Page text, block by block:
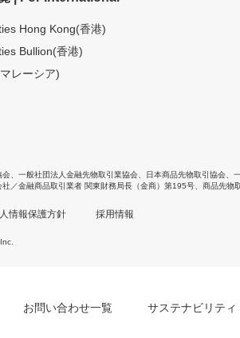
Hong Kong(香港)
Bullion(香港)
レーシア)
会 一般社団法人金融先物取引業協会 日本商品先物取引協会
社／金融商品取引業者 関東財務局長（金商）第195号、商品先物
情報保護方針 採用情報
お問い合わせ一覧 サステナビリティ